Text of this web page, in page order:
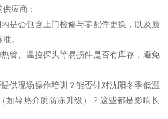
应商：
内是否包含上门检修与零配件更换，以及质
。
热管、温控探头等易损件是否有库存，避免
提供现场操作培训？能否针对沈阳冬季低温
如导热介质防冻升级）？这些都是影响长